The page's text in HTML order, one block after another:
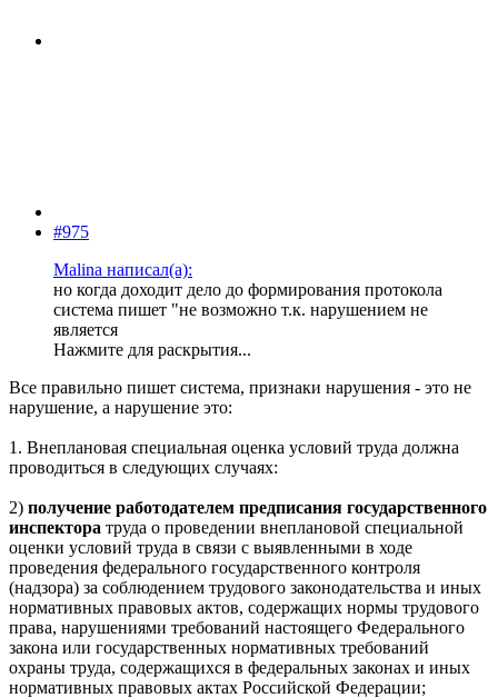
#975
Malina написал(а):
но когда доходит дело до формирования протокола
система пишет "не возможно т.к. нарушением не
является
Нажмите для раскрытия...
Все правильно пишет система, признаки нарушения - это не
нарушение, а нарушение это:
1. Внеплановая специальная оценка условий труда должна
проводиться в следующих случаях:
2) получение работодателем предписания государственного
инспектора труда о проведении внеплановой специальной
оценки условий труда в связи с выявленными в ходе
проведения федерального государственного контроля
(надзора) за соблюдением трудового законодательства и иных
нормативных правовых актов, содержащих нормы трудового
права, нарушениями требований настоящего Федерального
закона или государственных нормативных требований
охраны труда, содержащихся в федеральных законах и иных
нормативных правовых актах Российской Федерации;